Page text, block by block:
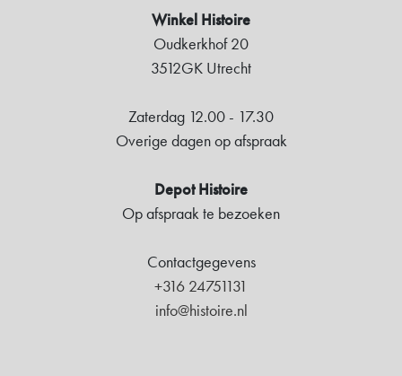
Winkel Histoire
Oudkerkhof 20
3512GK Utrecht
Zaterdag 12.00 - 17.30
Overige dagen op afspraak
Depot Histoire
Op afspraak te bezoeken
Contactgegevens
+316 24751131
info@histoire.nl